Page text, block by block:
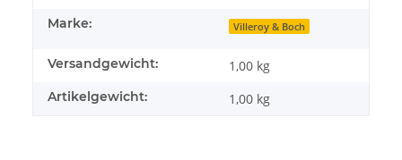
Marke: Villeroy & Boch
Versandgewicht: 1,00 kg
Artikelgewicht: 1,00 kg